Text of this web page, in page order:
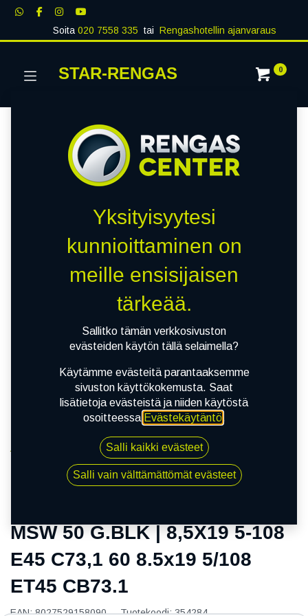
Soita020 7558 335 tai Rengashotellin ajanvaraus
STAR-RENGAS 0
MSW 50 G.BLK | 8,5X19 5-108 E45 C73,1 60 8.5x19
5/108 ET45 CB73.1
MSW 50 G.BLK | 8,5X19 5-108
E45 C73,1 60 8.5x19 5/108
ET45 CB73.1
EAN:8027529158090 Tuotekoodi:354284
Yksityisyytesi
kunnioittaminen on
meille ensisijaisen
tärkeää.
Sallitko tämän verkkosivuston
evästeiden käytön tällä selaimella?
Käytämme evästeitä parantaaksemme
sivuston käyttökokemusta. Saat
lisätietoja evästeistä ja niiden käytöstä
osoitteessa Evästekäytäntö.
Salli kaikki evästeet
Salli vain välttämättömät evästeet